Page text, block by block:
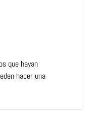
que hayan
hacer una